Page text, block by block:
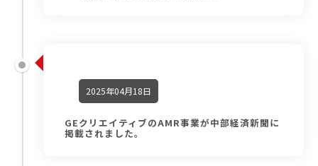
2025年04月18日
GEクリエイティブのAMR事業が中部経済新聞に
掲載されました。